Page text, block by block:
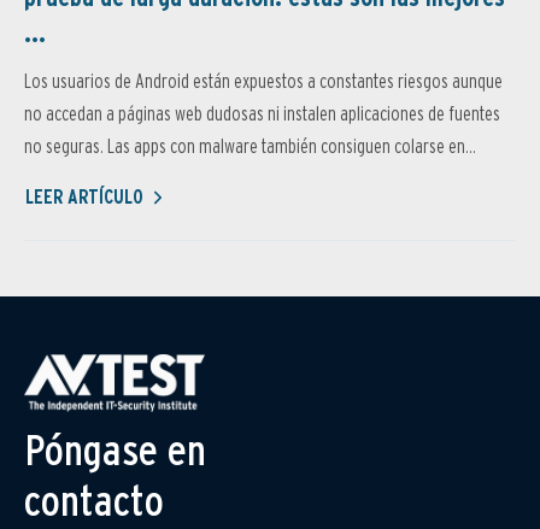
...
Los usuarios de Android están expuestos a constantes riesgos aunque
no accedan a páginas web dudosas ni instalen aplicaciones de fuentes
no seguras. Las apps con malware también consiguen colarse en...
LEER ARTÍCULO
Póngase en
contacto